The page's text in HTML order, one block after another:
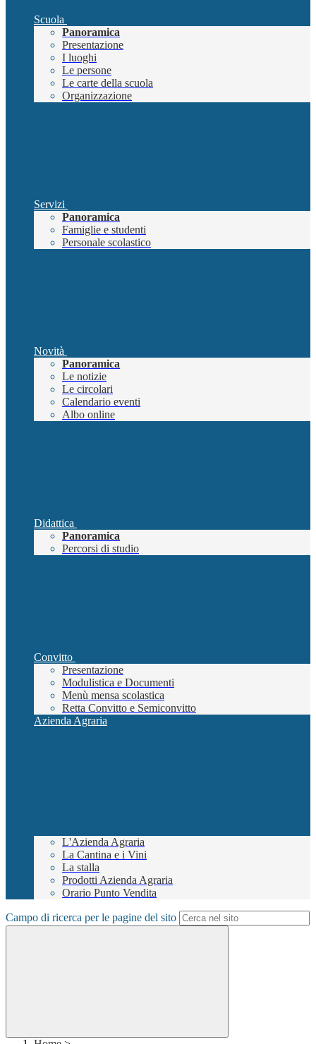
Scuola
Panoramica
Presentazione
I luoghi
Le persone
Le carte della scuola
Organizzazione
Servizi
Panoramica
Famiglie e studenti
Personale scolastico
Novità
Panoramica
Le notizie
Le circolari
Calendario eventi
Albo online
Didattica
Panoramica
Percorsi di studio
Convitto
Presentazione
Modulistica e Documenti
Menù mensa scolastica
Retta Convitto e Semiconvitto
Azienda Agraria
L'Azienda Agraria
La Cantina e i Vini
La stalla
Prodotti Azienda Agraria
Orario Punto Vendita
Campo di ricerca per le pagine del sito